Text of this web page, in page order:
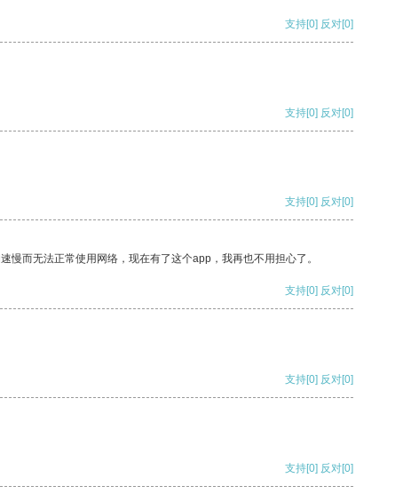
支持[0] 反对[0]
支持[0] 反对[0]
支持[0] 反对[0]
而无法正常使用网络，现在有了这个app，我再也不用担心了。
支持[0] 反对[0]
支持[0] 反对[0]
支持[0] 反对[0]